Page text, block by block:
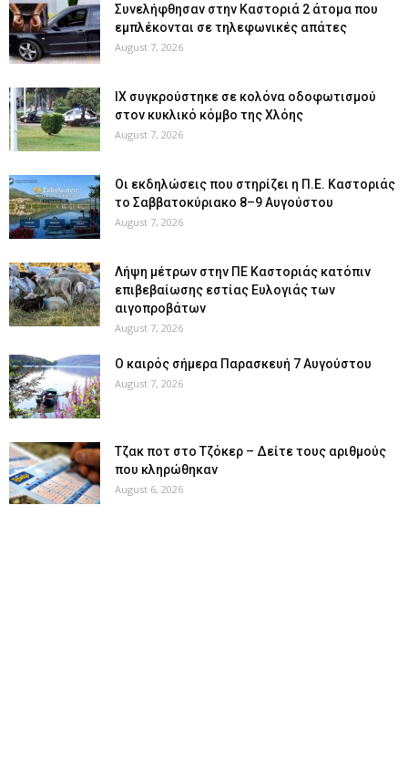
Συνελήφθησαν στην Καστοριά 2 άτομα που
εμπλέκονται σε τηλεφωνικές απάτες
August 7, 2026
ΙΧ συγκρούστηκε σε κολόνα οδοφωτισμού
στον κυκλικό κόμβο της Χλόης
August 7, 2026
Οι εκδηλώσεις που στηρίζει η Π.Ε. Καστοριάς
το Σαββατοκύριακο 8–9 Αυγούστου
August 7, 2026
Λήψη μέτρων στην ΠΕ Καστοριάς κατόπιν
επιβεβαίωσης εστίας Ευλογιάς των
αιγοπροβάτων
August 7, 2026
Ο καιρός σήμερα Παρασκευή 7 Αυγούστου
August 7, 2026
Tζακ ποτ στο Τζόκερ – Δείτε τους αριθμούς
που κληρώθηκαν
August 6, 2026